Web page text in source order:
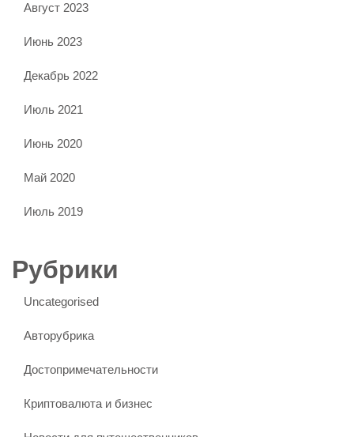
Август 2023
Июнь 2023
Декабрь 2022
Июль 2021
Июнь 2020
Май 2020
Июль 2019
Рубрики
Uncategorised
Авторубрика
Достопримечательности
Криптовалюта и бизнес